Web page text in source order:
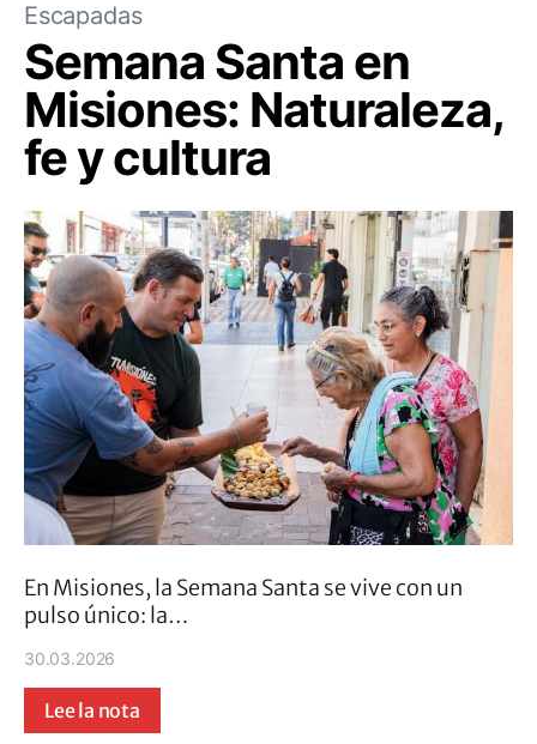
Escapadas
Semana Santa en
Misiones: Naturaleza,
fe y cultura
En Misiones, la Semana Santa se vive con un
pulso único: la…
30.03.2026
Lee la nota